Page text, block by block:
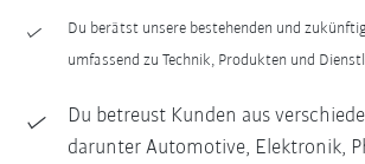
Du berätst unsere bestehenden und
umfassend zu Technik, Produkten und
Du betreust Kunden aus
darunter Automotive, Elektronik,